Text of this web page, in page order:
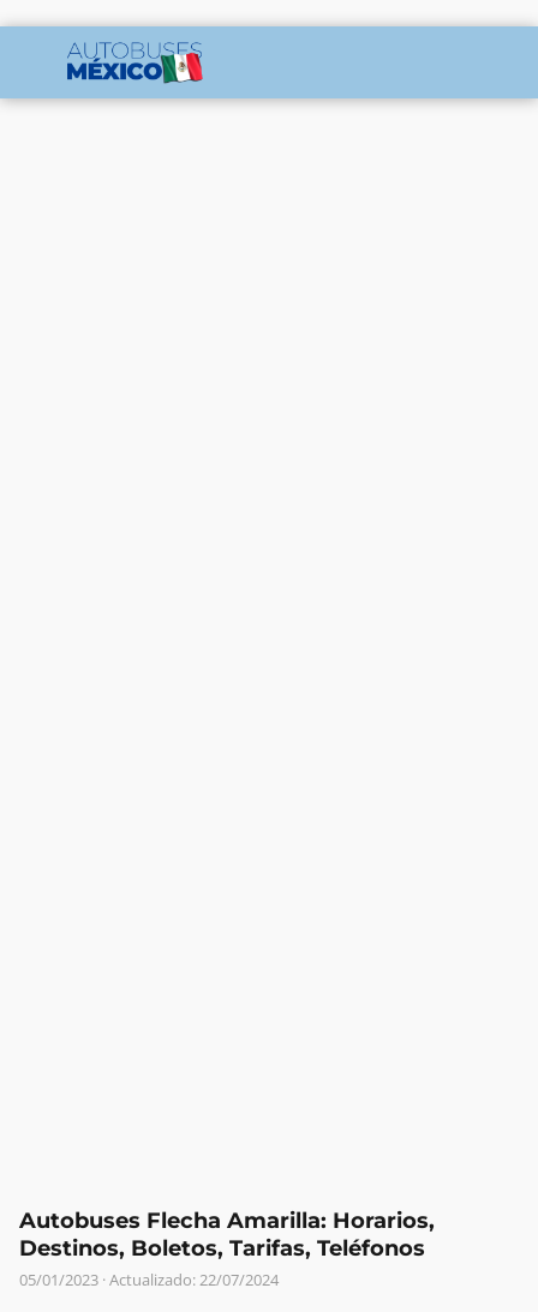
Autobuses Flecha Amarilla: Horarios,
Destinos, Boletos, Tarifas, Teléfonos
05/01/2023 · Actualizado: 22/07/2024